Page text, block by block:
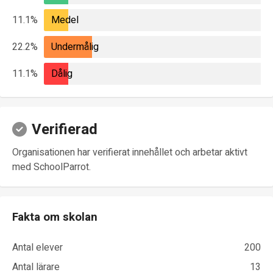
11.1%
Medel
22.2%
Undermålig
11.1%
Dålig
Verifierad
Organisationen har verifierat innehållet och arbetar aktivt
med SchoolParrot.
Fakta om skolan
Antal elever
200
Antal lärare
13